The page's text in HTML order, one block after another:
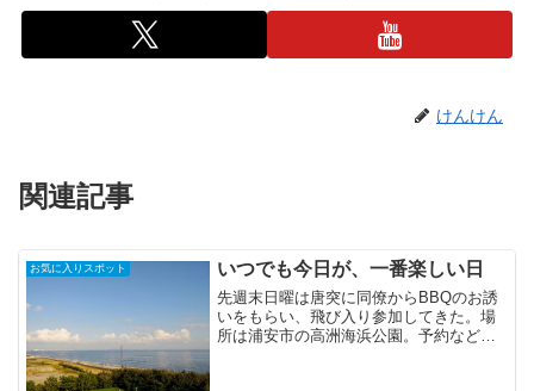
けんけん
関連記事
お気に入りスポット いつでも今日が、一番楽しい日
先週末日曜は唐突に同僚からBBQのお誘
いをもらい、飛び入り参加してきた。場
所は浦安市の高洲海浜公園。予約などは